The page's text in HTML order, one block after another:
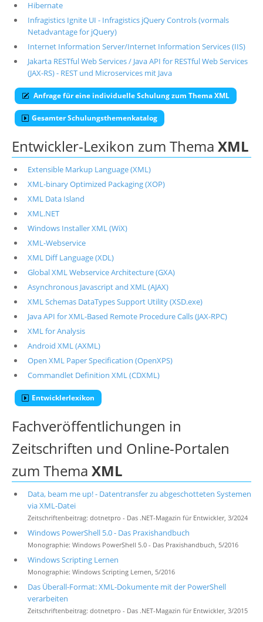
Hibernate
Infragistics Ignite UI - Infragistics jQuery Controls (vormals
Netadvantage for jQuery)
Internet Information Server/Internet Information Services (IIS)
Jakarta RESTful Web Services / Java API for RESTful Web Services
(JAX-RS) - REST und Microservices mit Java
Anfrage für eine individuelle Schulung zum Thema XML
Gesamter Schulungsthemenkatalog
Entwickler-Lexikon zum Thema XML
Extensible Markup Language (XML)
XML-binary Optimized Packaging (XOP)
XML Data Island
XML.NET
Windows Installer XML (WiX)
XML-Webservice
XML Diff Language (XDL)
Global XML Webservice Architecture (GXA)
Asynchronous Javascript and XML (AJAX)
XML Schemas DataTypes Support Utility (XSD.exe)
Java API for XML-Based Remote Procedure Calls (JAX-RPC)
XML for Analysis
Android XML (AXML)
Open XML Paper Specification (OpenXPS)
Commandlet Definition XML (CDXML)
Entwicklerlexikon
Fachveröffentlichungen in
Zeitschriften und Online-Portalen
zum Thema XML
Data, beam me up! - Datentransfer zu abgeschotteten Systemen
via XML-Datei
Zeitschriftenbeitrag: dotnetpro - Das .NET-Magazin für Entwickler, 3/2024
Windows PowerShell 5.0 - Das Praxishandbuch
Monographie: Windows PowerShell 5.0 - Das Praxishandbuch, 5/2016
Windows Scripting Lernen
Monographie: Windows Scripting Lernen, 5/2016
Das Überall-Format: XML-Dokumente mit der PowerShell
verarbeiten
Zeitschriftenbeitrag: dotnetpro - Das .NET-Magazin für Entwickler, 3/2015